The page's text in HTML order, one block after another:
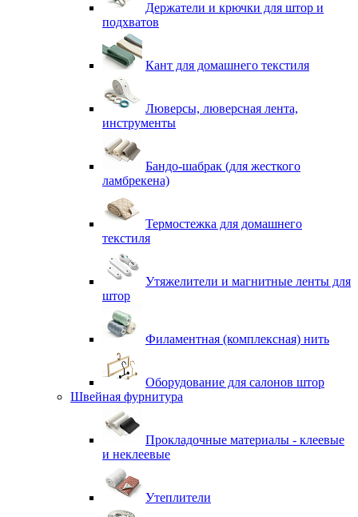
Держатели и крючки для штор и
подхватов
Кант для домашнего текстиля
Люверсы, люверсная лента,
инструменты
Бандо-шабрак (для жесткого
ламбрекена)
Термостежка для домашнего
текстиля
Утяжелители и магнитные ленты для
штор
Филаментная (комплексная) нить
Оборудование для салонов штор
Швейная фурнитура
Прокладочные материалы - клеевые
и неклеевые
Утеплители